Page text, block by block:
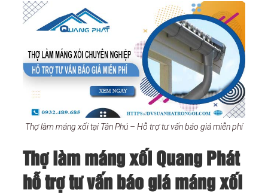
Thợ làm máng xối tại Tân Phú – Hỗ trợ tư vấn báo giá miễn phí
Thợ làm máng xối Quang Phát
hỗ trợ tư vấn báo giá máng xối